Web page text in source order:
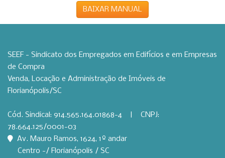
BAIXAR MANUAL
SEEF - Sindicato dos Empregados em Edifícios e em Empresas
de Compra
Venda, Locação e Administração de Imóveis de
Florianópolis/SC
Cód. Sindical: 914.565.164.01868-4 | CNPJ:
78.664.125/0001-03
Av. Mauro Ramos, 1624, 1º andar
Centro -/ Florianópolis / SC